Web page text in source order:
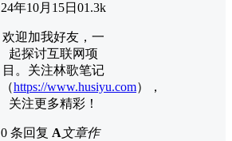
24年10月15日 01.3k
欢迎加我好友，一
起探讨互联网项
目。关注林歌笔记
（https://www.husiyu.com），
关注更多精彩！
0 条回复 A文章作